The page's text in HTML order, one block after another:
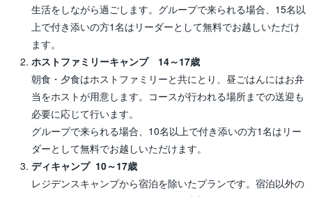
生活をしながら過ごします。グループで来られる場合、15名以
上で付き添いの方1名はリーダーとして無料でお越しいただけ
ます。
ホストファミリーキャンプ 14～17歳
朝食・夕食はホストファミリーと共にとり、昼ごはんにはお弁
当をホストが用意します。コースが行われる場所までの送迎も
必要に応じて行います。
グループで来られる場合、10名以上で付き添いの方1名はリー
ダーとして無料でお越しいただけます。
ディキャンプ 10～17歳
レジデンスキャンプから宿泊を除いたプランです。宿泊以外の